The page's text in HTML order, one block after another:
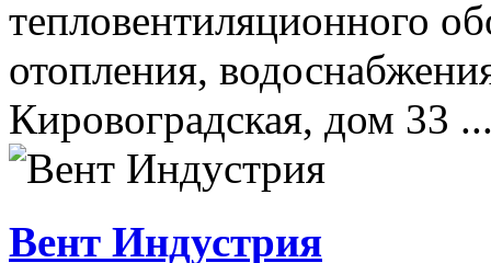
тепловентиляционного
отопления,
Кировоградская, дом 33
Вент Индустрия